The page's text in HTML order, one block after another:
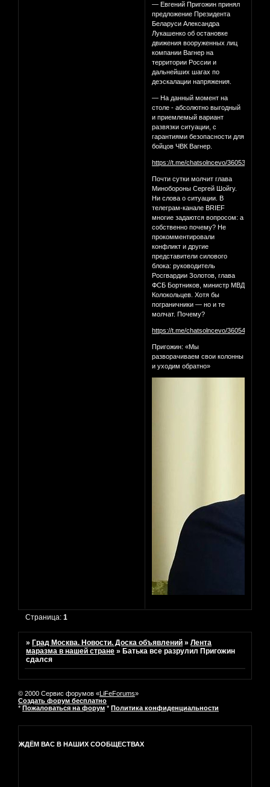
— Евгений Пригожин принял
предложение Президента
Беларуси Александра
Лукашенко об остановке
движения вооруженных лиц
компании Вагнер на
территории России и
дальнейших шагах по
деэскалации напряжения.
— На данный момент на
столе - абсолютно выгодный
и приемлемый вариант
развязки ситуации, с
гарантиями безопасности для
бойцов ЧВК Вагнер.
https://t.me/chatsolncevo/360536
Почти сутки молчит глава
Минобороны Сергей Шойгу.
Ни слова о ситуации. В
телеграм-канале BRIEF
многие задаются вопросом: а
собственно почему? Не
прокомментировали
конфликт и другие
представители силового
блока: руководитель
Росгвардии Золотов, глава
ФСБ Бортников, министр МВД
Колокольцев. Хотя бы
пограничники — но и те
молчат. Почему?
https://t.me/chatsolncevo/360540
Пригожин: «Мы
разворачиваем свои колонны
и уходим обратно»
Страница:1
»Град Москва. Новости. Доска объявлений »Лента
маразма в нашей стране »Батька все разрулил Пригожин
сдался
© 2000 Сервис форумов «LiFeForums»
Создать форум бесплатно
* Пожаловаться на форум * Политика конфиденциальности
ЖДЁМ ВАС В НАШИХ СООБЩЕСТВАХ